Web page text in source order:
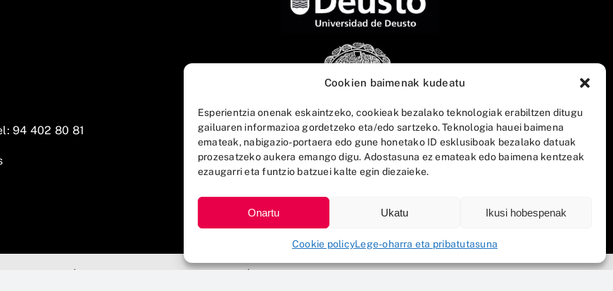
Cookien baimenak kudeatu
Esperientzia onenak eskaintzeko, cookieak bezalako teknologiak erabiltzen ditugu
gailuaren informazioa gordetzeko eta/edo sartzeko. Teknologia hauei baimena
emateak, nabigazio-portaera edo gune honetako ID esklusiboak bezalako datuak
prozesatzeko aukera emango digu. Adostasuna ez emateak edo baimena kentzeak
ezaugarri eta funtzio batzuei kalte egin diezaieke.
Onartu Ukatu Ikusi hobespenak
Cookie policyLege-oharra eta pribatutasuna
94 402 80 81